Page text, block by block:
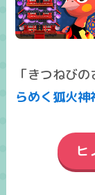
「きつねび
らめく狐火神
ヒ